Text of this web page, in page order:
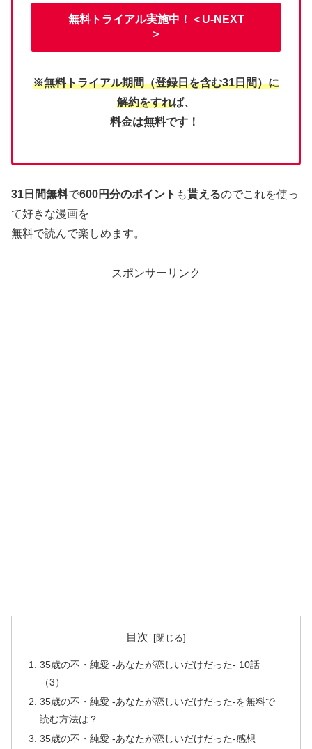
無料トライアル実施中！＜U-NEXT
＞
※無料トライアル期間（登録日を含む31日間）に
解約をすれば、
料金は無料です！
31日間無料で600円分のポイント も貰えるのでこれを使っ
て好きな漫画を
無料で読んで楽しめます。
スポンサーリンク
目次
35歳の不・純愛 -あなたが恋しいだけだった- 10話
（3）
35歳の不・純愛 -あなたが恋しいだけだった-を無料で
読む方法は？
35歳の不・純愛 -あなたが恋しいだけだった-感想